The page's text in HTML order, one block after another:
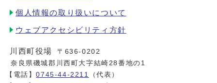
個人情報の取り扱いについて
ウェブアクセシビリティ方針
川西町役場
〒636-0202
奈良県磯城郡川西町大字結崎28番地の1
【電話】0745-44-2211
（代表）